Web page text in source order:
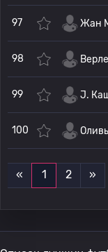
« 1 2 »
97 Жан
98
99 J.
100